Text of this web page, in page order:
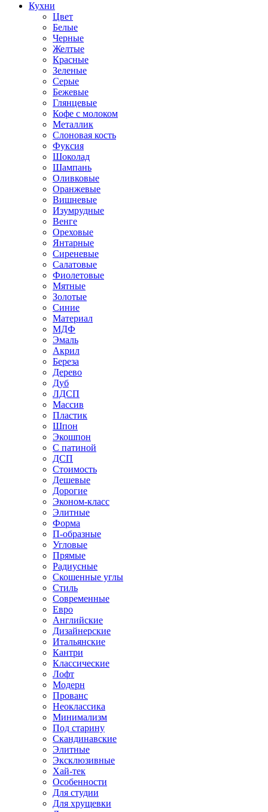
Кухни
Цвет
Белые
Черные
Желтые
Красные
Зеленые
Серые
Бежевые
Глянцевые
Кофе с молоком
Металлик
Слоновая кость
Фуксия
Шоколад
Шампань
Оливковые
Оранжевые
Вишневые
Изумрудные
Венге
Ореховые
Янтарные
Сиреневые
Салатовые
Фиолетовые
Мятные
Золотые
Синие
Материал
МДФ
Эмаль
Акрил
Береза
Дерево
Дуб
ЛДСП
Массив
Пластик
Шпон
Экошпон
С патиной
ДСП
Стоимость
Дешевые
Дорогие
Эконом-класс
Элитные
Форма
П-образные
Угловые
Прямые
Радиусные
Скошенные углы
Стиль
Современные
Евро
Английские
Дизайнерские
Итальянские
Кантри
Классические
Лофт
Модерн
Прованс
Неоклассика
Минимализм
Под старину
Скандинавские
Элитные
Эксклюзивные
Хай-тек
Особенности
Для студии
Для хрущевки